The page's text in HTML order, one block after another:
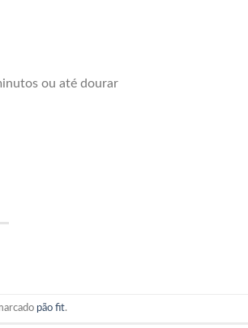
ou até dourar
pão fit.